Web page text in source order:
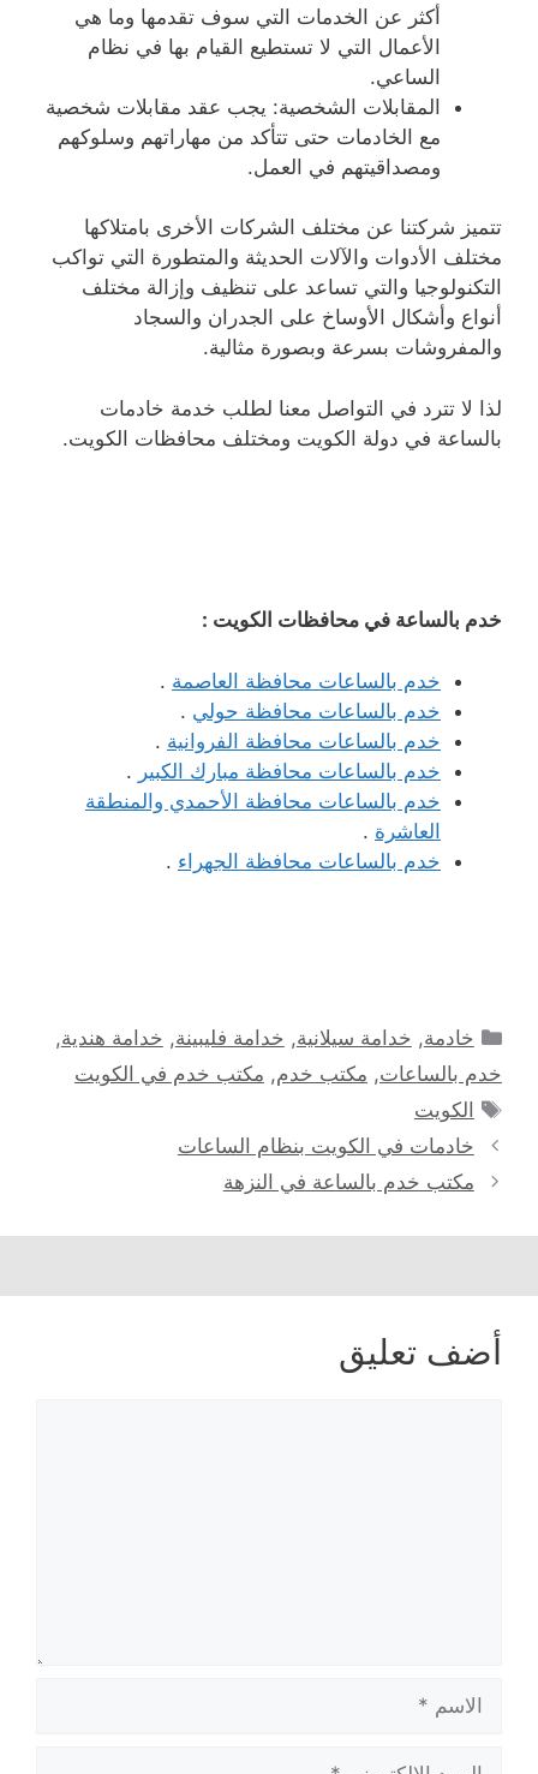
أكثر عن الخدمات التي سوف تقدمها وما هي
الأعمال التي لا تستطيع القيام بها في نظام
الساعي.
المقابلات الشخصية: يجب عقد مقابلات شخصية
مع الخادمات حتى تتأكد من مهاراتهم وسلوكهم
ومصداقيتهم في العمل.
تتميز شركتنا عن مختلف الشركات الأخرى بامتلاكها
مختلف الأدوات والآلات الحديثة والمتطورة التي تواكب
التكنولوجيا والتي تساعد على تنظيف وإزالة مختلف
أنواع وأشكال الأوساخ على الجدران والسجاد
والمفروشات بسرعة وبصورة مثالية.
لذا لا تترد في التواصل معنا لطلب خدمة خادمات
بالساعة في دولة الكويت ومختلف محافظات الكويت.
خدم بالساعة في محافظات الكويت :
خدم بالساعات محافظة العاصمة .
خدم بالساعات محافظة حولي .
خدم بالساعات محافظة الفروانية .
خدم بالساعات محافظة مبارك الكبير .
خدم بالساعات محافظة الأحمدي والمنطقة
العاشرة .
خدم بالساعات محافظة الجهراء .
التصنيفات
خادمة, خدامة سيلانية, خدامة فليبينة, خدامة هندية,
خدم بالساعات, مكتب خدم, مكتب خدم في الكويت
الوسوم
الكويت
خادمات في الكويت بنظام الساعات
مكتب خدم بالساعة في النزهة
أضف تعليق